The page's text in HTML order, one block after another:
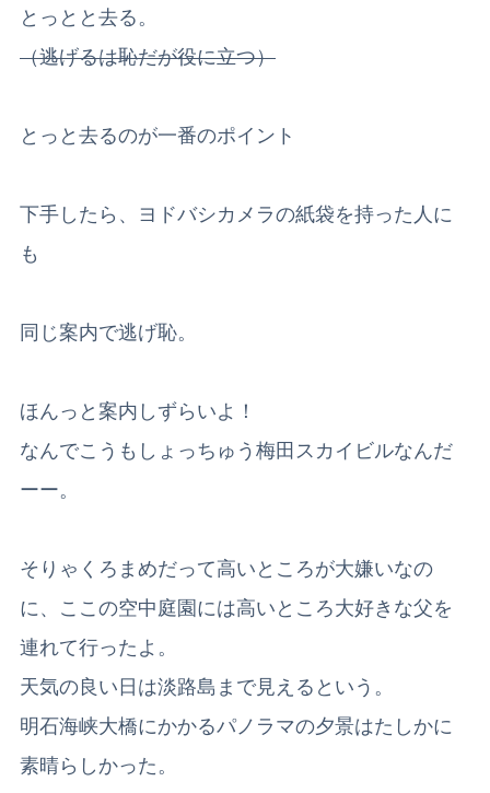
とっとと去る。
（逃げるは恥だが役に立つ）
とっと去るのが一番のポイント
下手したら、ヨドバシカメラの紙袋を持った人に
も
同じ案内で逃げ恥。
ほんっと案内しずらいよ！
なんでこうもしょっちゅう梅田スカイビルなんだ
ーー。
そりゃくろまめだって高いところが大嫌いなの
に、ここの空中庭園には高いところ大好きな父を
連れて行ったよ。
天気の良い日は淡路島まで見えるという。
明石海峡大橋にかかるパノラマの夕景はたしかに
素晴らしかった。